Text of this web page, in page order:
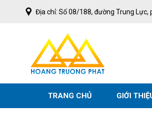
Địa chỉ: Số 08/188, đường Trung Lực,
TRANG CHỦ GIỚI